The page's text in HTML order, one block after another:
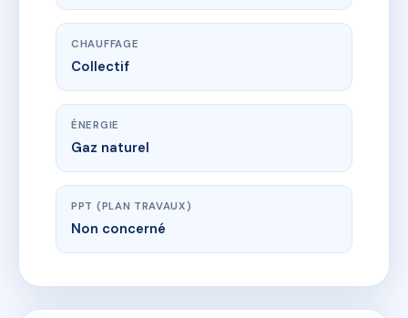
CHAUFFAGE
Collectif
ÉNERGIE
Gaz naturel
PPT (PLAN TRAVAUX)
Non concerné